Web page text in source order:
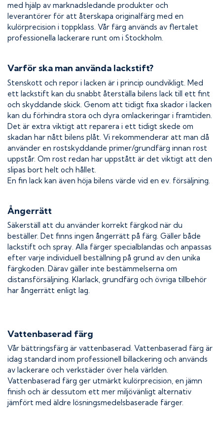
med hjälp av marknadsledande produkter och
leverantörer för att återskapa originalfärg med en
kulörprecision i toppklass. Vår färg används av flertalet
professionella lackerare runt om i Stockholm.
Varför ska man använda lackstift?
Stenskott och repor i lacken är i princip oundvikligt. Med
ett lackstift kan du snabbt återställa bilens lack till ett fint
och skyddande skick. Genom att tidigt fixa skador i lacken
kan du förhindra stora och dyra omlackeringar i framtiden.
Det är extra viktigt att reparera i ett tidigt skede om
skadan har nått bilens plåt. Vi rekommenderar att man då
använder en rostskyddande primer/grundfärg innan rost
uppstår. Om rost redan har uppstått är det viktigt att den
slipas bort helt och hållet.
En fin lack kan även höja bilens värde vid en ev. försäljning.
Ångerrätt
Säkerställ att du använder korrekt färgkod när du
beställer. Det finns ingen ångerrätt på färg. Gäller både
lackstift och spray. Alla färger specialblandas och anpassas
efter varje individuell beställning på grund av den unika
färgkoden. Därav gäller inte bestämmelserna om
distansförsäljning. Klarlack, grundfärg och övriga tillbehör
har ångerrätt enligt lag.
Vattenbaserad färg
Vår bättringsfärg är vattenbaserad. Vattenbaserad färg är
idag standard inom professionell billackering och används
av lackerare och verkstäder över hela världen.
Vattenbaserad färg ger utmärkt kulörprecision, en jämn
finish och är dessutom ett mer miljövänligt alternativ
jämfört med äldre lösningsmedelsbaserade färger.